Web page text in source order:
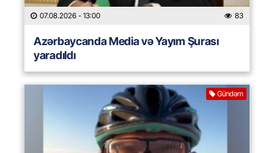
07.08.2026 - 13:00 83
Azərbaycanda Media və Yayım Şurası
yaradıldı
Gündəm